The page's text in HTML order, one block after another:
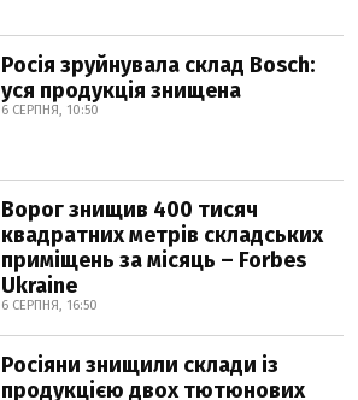
Росія зруйнувала склад Bosch:
уся продукція знищена
6 СЕРПНЯ, 10:50
Ворог знищив 400 тисяч
квадратних метрів складських
приміщень за місяць – Forbes
Ukraine
6 СЕРПНЯ, 16:50
Росіяни знищили склади із
продукцією двох тютюнових